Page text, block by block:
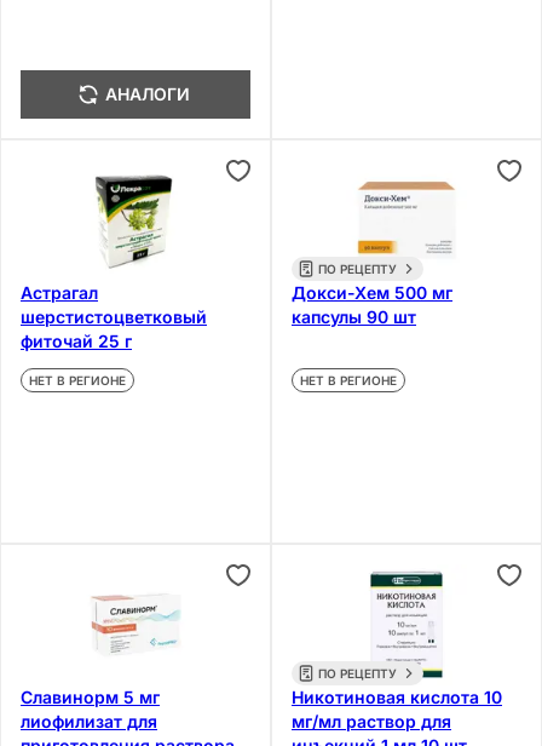
АНАЛОГИ
Астрагал
шерстистоцветковый
фиточай 25 г
НЕТ В РЕГИОНЕ
ПО РЕЦЕПТУ
Докси-Хем 500 мг
капсулы 90 шт
НЕТ В РЕГИОНЕ
Славинорм 5 мг
лиофилизат для
ПО РЕЦЕПТУ
Никотиновая кислота 10
мг/мл раствор для